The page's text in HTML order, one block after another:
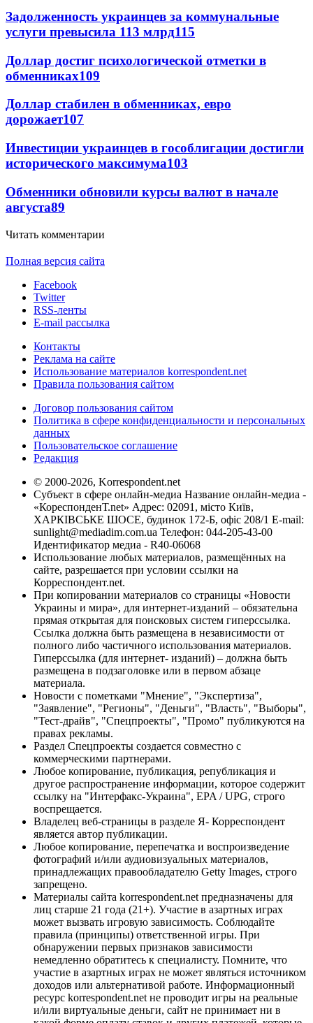
Задолженность украинцев за коммунальные
услуги превысила 113 млрд115
Доллар достиг психологической отметки в
обменниках109
Доллар стабилен в обменниках, евро
дорожает107
Инвестиции украинцев в гособлигации достигли
исторического максимума103
Обменники обновили курсы валют в начале
августа89
Читать комментарии
Полная версия сайта
Facebook
Twitter
RSS-ленты
E-mail рассылка
Контакты
Реклама на сайте
Использование материалов korrespondent.net
Правила пользования сайтом
Договор пользования сайтом
Политика в сфере конфиденциальности и персональных
данных
Пользовательское соглашение
Редакция
© 2000-2026, Korrespondent.net
Субъект в сфере онлайн-медиа Название онлайн-медиа -
«КореспонденТ.net» Адрес: 02091, місто Київ,
ХАРКІВСЬКЕ ШОСЕ, будинок 172-Б, офіс 208/1 E-mail:
sunlight@mediadim.com.ua Телефон: 044-205-43-00
Идентификатор медиа - R40-06068
Использование любых материалов, размещённых на
сайте, разрешается при условии ссылки на
Корреспондент.net.
При копировании материалов со страницы «Новости
Украины и мира», для интернет-изданий – обязательна
прямая открытая для поисковых систем гиперссылка.
Ссылка должна быть размещена в независимости от
полного либо частичного использования материалов.
Гиперссылка (для интернет- изданий) – должна быть
размещена в подзаголовке или в первом абзаце
материала.
Новости с пометками "Мнение", "Экспертиза",
"Заявление", "Регионы", "Деньги", "Власть", "Выборы",
"Тест-драйв", "Спецпроекты", "Промо" публикуются на
правах рекламы.
Раздел Спецпроекты создается совместно с
коммерческими партнерами.
Любое копирование, публикация, републикация и
другое распространение информации, которое содержит
ссылку на "Интерфакс-Украина", EPA / UPG, строго
воспрещается.
Владелец веб-страницы в разделе Я- Корреспондент
является автор публикации.
Любое копирование, перепечатка и воспроизведение
фотографий и/или аудиовизуальных материалов,
принадлежащих правообладателю Getty Images, строго
запрещено.
Материалы сайта korrespondent.net предназначены для
лиц старше 21 года (21+). Участие в азартных играх
может вызвать игровую зависимость. Соблюдайте
правила (принципы) ответственной игры. При
обнаружении первых признаков зависимости
немедленно обратитесь к специалисту. Помните, что
участие в азартных играх не может являться источником
доходов или альтернативой работе. Информационный
ресурс korrespondent.net не проводит игры на реальные
и/или виртуальные деньги, сайт не принимает ни в